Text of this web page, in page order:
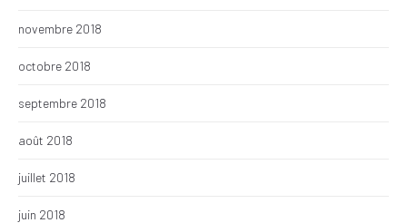
novembre 2018
octobre 2018
septembre 2018
août 2018
juillet 2018
juin 2018